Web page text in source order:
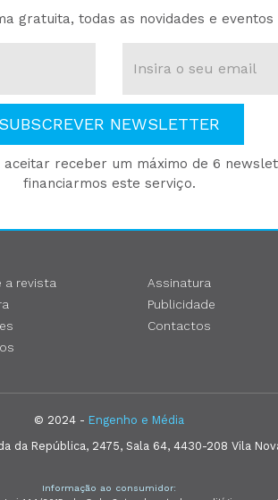
gratuita, todas as novidades e
SUBSCREVER NEWSLETTER
receber um máximo de 6
financiarmos este serviço.
a revista
Assinatura
Publicidade
Contactos
© 2024 - Engenho e Média
da República, 2475, Sala 64, 4430-208 Vila
Informação ao consumidor: